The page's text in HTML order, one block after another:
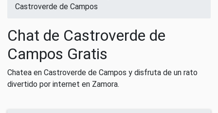
Castroverde de Campos
Chat de Castroverde de
Campos Gratis
Chatea en Castroverde de Campos y disfruta de un rato
divertido por internet en Zamora.